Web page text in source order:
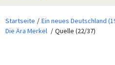
Startseite
Ein neues Deutschland
Die Ära Merkel
Quelle (22/37)